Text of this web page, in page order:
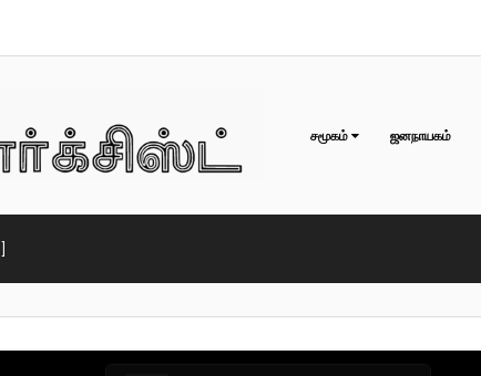
சமூகம் ஜனநாயகம்